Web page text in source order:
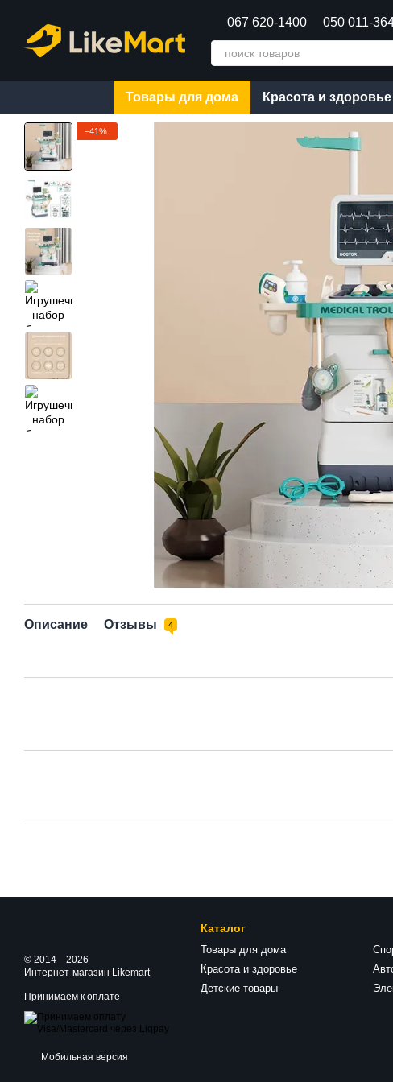
067 620-1400 050 011-
Товары для дома Красота и здоровье
−41%
Описание Отзывы 4
© 2014—2026
Интернет-магазин Likemart
Принимаем к оплате
Мобильная версия
Каталог
Товары для дома
Красота и здоровье
Детские товары